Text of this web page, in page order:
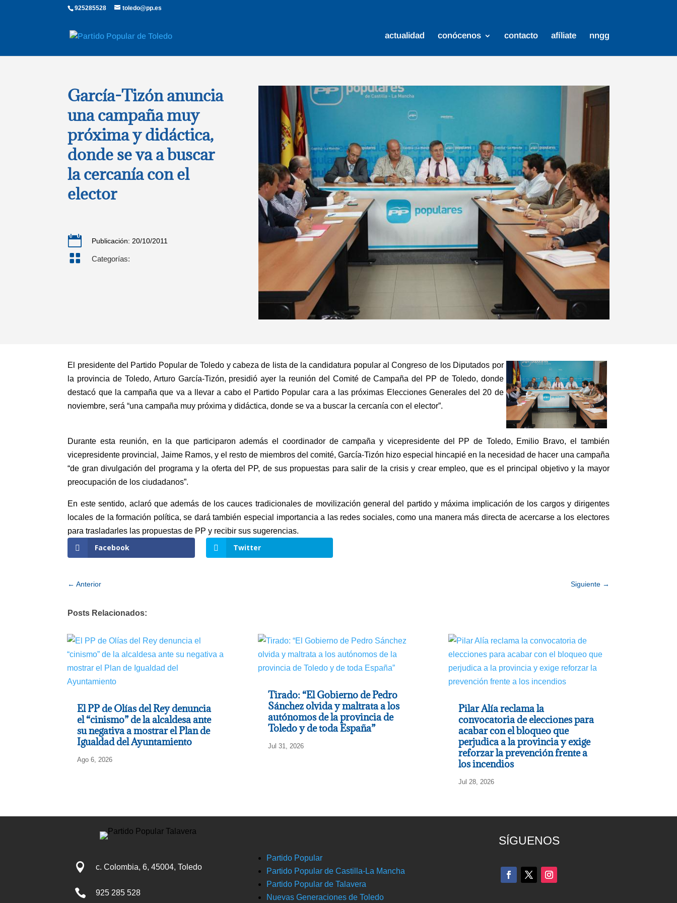
925285528 toledo@pp.es
actualidad conócenos contacto afíliate nngg
García-Tizón anuncia
una campaña muy
próxima y didáctica,
donde se va a buscar
la cercanía con el
elector
 Publicación: 20/10/2011
 Categorías:
El presidente del Partido Popular de Toledo y cabeza de lista de la candidatura popular al Congreso de los Diputados por
la provincia de Toledo, Arturo García-Tizón, presidió ayer la reunión del Comité de Campaña del PP de Toledo, donde
destacó que la campaña que va a llevar a cabo el Partido Popular cara a las próximas Elecciones Generales del 20 de
noviembre, será “una campaña muy próxima y didáctica, donde se va a buscar la cercanía con el elector”.
Durante esta reunión, en la que participaron además el coordinador de campaña y vicepresidente del PP de Toledo, Emilio Bravo, el también
vicepresidente provincial, Jaime Ramos, y el resto de miembros del comité, García-Tizón hizo especial hincapié en la necesidad de hacer una campaña
“de gran divulgación del programa y la oferta del PP, de sus propuestas para salir de la crisis y crear empleo, que es el principal objetivo y la mayor
preocupación de los ciudadanos”.
En este sentido, aclaró que además de los cauces tradicionales de movilización general del partido y máxima implicación de los cargos y dirigentes
locales de la formación política, se dará también especial importancia a las redes sociales, como una manera más directa de acercarse a los electores
para trasladarles las propuestas de PP y recibir sus sugerencias.
Facebook Twitter
←Anterior Siguiente→
Posts Relacionados:
El PP de Olías del Rey denuncia
el “cinismo” de la alcaldesa ante
su negativa a mostrar el Plan de
Igualdad del Ayuntamiento
Ago 6, 2026
Tirado: “El Gobierno de Pedro
Sánchez olvida y maltrata a los
autónomos de la provincia de
Toledo y de toda España”
Jul 31, 2026
Pilar Alía reclama la
convocatoria de elecciones para
acabar con el bloqueo que
perjudica a la provincia y exige
reforzar la prevención frente a
los incendios
Jul 28, 2026
 c. Colombia, 6, 45004, Toledo
 925 285 528
Partido Popular
Partido Popular de Castilla-La Mancha
Partido Popular de Talavera
Nuevas Generaciones de Toledo
SÍGUENOS